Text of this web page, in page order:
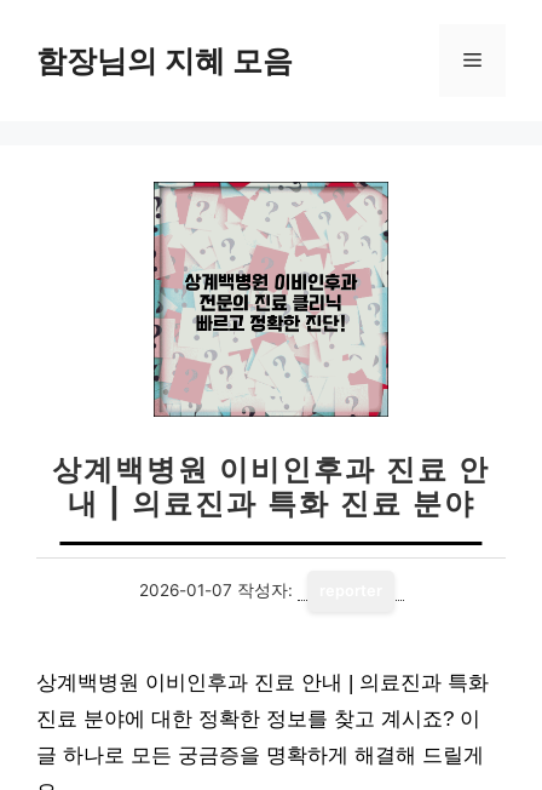
함장님의 지혜 모음 메
상계백병원 이비인후과 진료 안
내 | 의료진과 특화 진료 분야
2026-01-07 작성자:
상계백병원 이비인후과 진료 안내 | 의료진과 특화
진료 분야에 대한 정확한 정보를 찾고 계시죠? 이
글 하나로 모든 궁금증을 명확하게 해결해 드릴게